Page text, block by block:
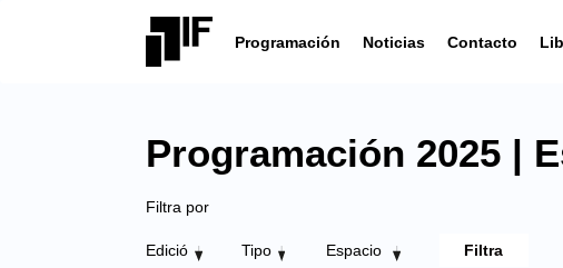
Programación Noticias Contacto
Programación 2025 |
Filtra por
Edició Tipo Espacio